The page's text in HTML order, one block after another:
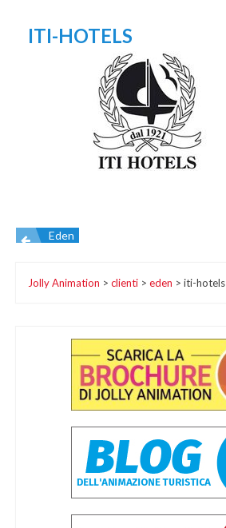
ITI-HOTELS
Navigazione
Eden
Jolly Animation > clienti > eden > iti-hotels